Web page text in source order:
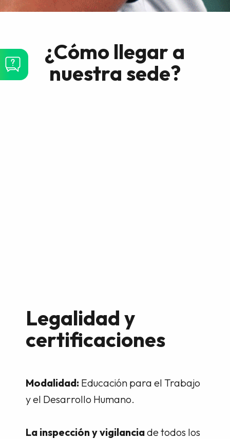
¿Cómo llegar a
nuestra sede?
Legalidad y
certificaciones
Modalidad: Educación para el Trabajo
y el Desarrollo Humano.
La inspección y vigilanciade todos los